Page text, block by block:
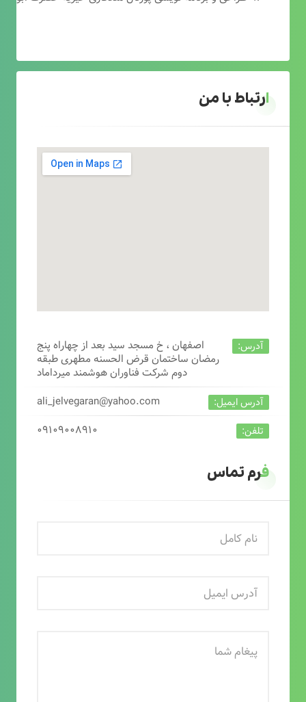
ارتباط با من
آدرس:
اصفهان ، خ مسجد سید بعد از چهاراه پنج
رمضان ساختمان قرض الحسنه مطهری طبقه
دوم شرکت فناوران هوشمند میرداماد
آدرس ایمیل: ali_jelvegaran@yahoo.com
تلفن: ۰۹۱۰۹۰۰۸۹۱۰
فرم تماس